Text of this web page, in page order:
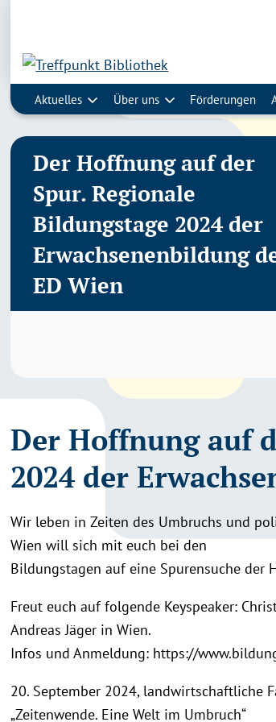
Aktuelles Über uns Förderungen
Der Hoffnung auf der
Spur. Regionale
Bildungstage 2024 der
Erwachsenenbildung
ED Wien
Der Hoffnung auf
2024 der
Wir leben in Zeiten des Umbruchs und
Wien will sich mit euch bei den
Bildungstagen auf eine Spurensuche der
Freut euch auf folgende Keyspeaker:
Andreas Jäger in Wien.
Infos und Anmeldung: https://
20. September 2024, landwirtschaftliche
„Zeitenwende. Eine Welt im Umbruch“